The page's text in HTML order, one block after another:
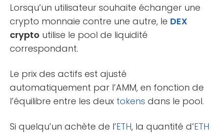
Lorsqu’un utilisateur souhaite échanger une
crypto monnaie contre une autre, le DEX
crypto utilise le pool de liquidité
correspondant.
Le prix des actifs est ajusté
automatiquement par l’AMM, en fonction de
l’équilibre entre les deux tokens dans le pool.
Si quelqu’un achète de l’ETH, la quantité d’ETH